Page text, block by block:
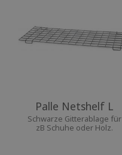
Palle Netshelf L
Schwarze Gitterablage für
zB Schuhe oder Holz.